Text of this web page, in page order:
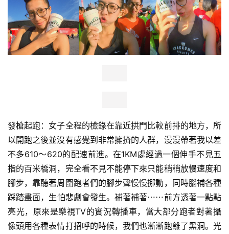
比
赛
观
察
装
备
發槍起跑：女子全程的檢錄在靠近拱門比較前排的地方，所
以開跑之後並沒有感覺到非常擁擠的人群，漫漫帶著我以差
不多610～620的配速前進。在1KM處經過一個伸手不見五
指的百米橋洞，完全看不見不能停下來只能稍稍放慢速度和
腳步，靠聽著周圍跑者們的腳步聲慢慢挪動，同時腦補各種
踩踏畫面，生怕悲劇會發生。補著補著⋯⋯前方透著一點點
亮光，原來是樂視TV的實況轉播車，當大部分跑者對著攝
像頭用各種表情打招呼的時候，我們也漸漸跑離了黑洞。光